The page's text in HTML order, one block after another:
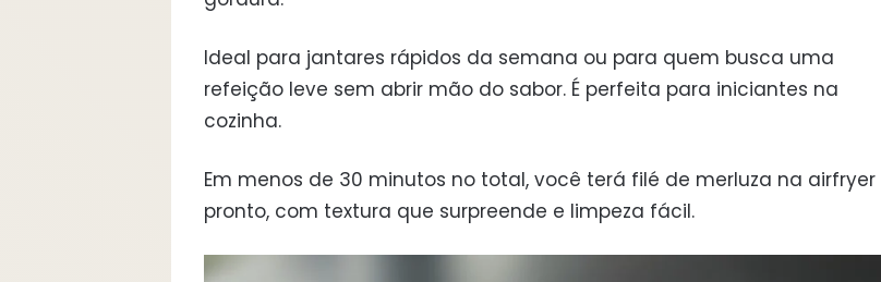
Ideal para jantares rápidos da semana ou para quem busca uma
refeição leve sem abrir mão do sabor. É perfeita para iniciantes na
cozinha.
Em menos de 30 minutos no total, você terá filé de merluza na airfryer
pronto, com textura que surpreende e limpeza fácil.